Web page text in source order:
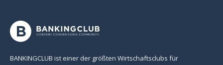
BANKINGCLUB ist einer der größten Wirtschaftsclubs für